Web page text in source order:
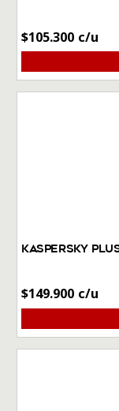
$105.300
Kaspersky
$149.900